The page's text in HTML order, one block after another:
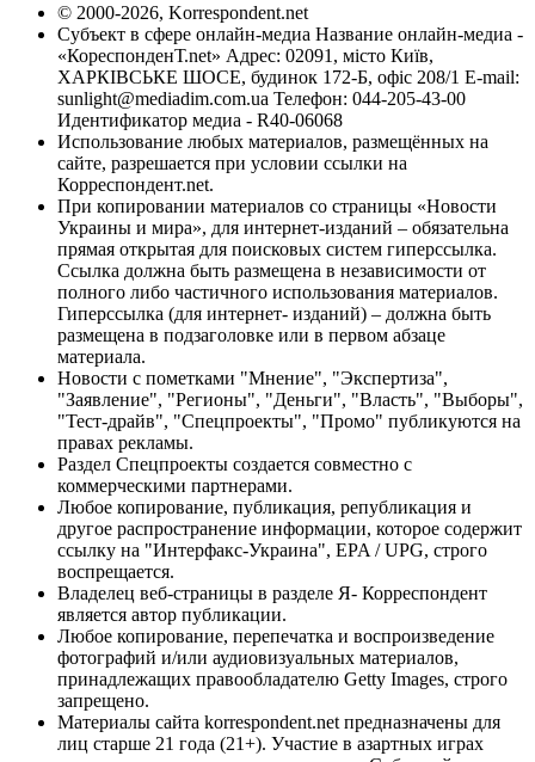
© 2000-2026, Korrespondent.net
Субъект в сфере онлайн-медиа Название онлайн-медиа -
«КореспонденТ.net» Адрес: 02091, місто Київ,
ХАРКІВСЬКЕ ШОСЕ, будинок 172-Б, офіс 208/1 E-mail:
sunlight@mediadim.com.ua Телефон: 044-205-43-00
Идентификатор медиа - R40-06068
Использование любых материалов, размещённых на
сайте, разрешается при условии ссылки на
Корреспондент.net.
При копировании материалов со страницы «Новости
Украины и мира», для интернет-изданий – обязательна
прямая открытая для поисковых систем гиперссылка.
Ссылка должна быть размещена в независимости от
полного либо частичного использования материалов.
Гиперссылка (для интернет- изданий) – должна быть
размещена в подзаголовке или в первом абзаце
материала.
Новости с пометками "Мнение", "Экспертиза",
"Заявление", "Регионы", "Деньги", "Власть", "Выборы",
"Тест-драйв", "Спецпроекты", "Промо" публикуются на
правах рекламы.
Раздел Спецпроекты создается совместно с
коммерческими партнерами.
Любое копирование, публикация, републикация и
другое распространение информации, которое содержит
ссылку на "Интерфакс-Украина", EPA / UPG, строго
воспрещается.
Владелец веб-страницы в разделе Я- Корреспондент
является автор публикации.
Любое копирование, перепечатка и воспроизведение
фотографий и/или аудиовизуальных материалов,
принадлежащих правообладателю Getty Images, строго
запрещено.
Материалы сайта korrespondent.net предназначены для
лиц старше 21 года (21+). Участие в азартных играх